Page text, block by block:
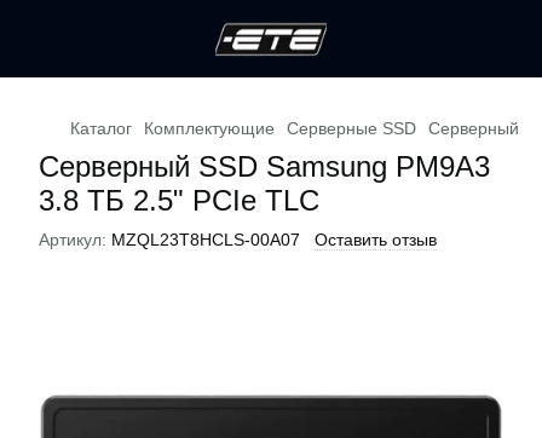
Каталог Комплектующие Серверные SSD Серверный
Серверный SSD Samsung PM9A3
3.8 ТБ 2.5" PCIe TLC
Артикул: MZQL23T8HCLS-00A07 Оставить отзыв